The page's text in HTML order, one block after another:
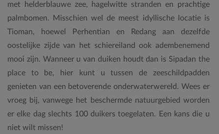
met helderblauwe zee, hagelwitte stranden en prachtige
palmbomen. Misschien wel de meest idyllische locatie is
Tioman, hoewel Perhentian en Redang aan dezelfde
oostelijke zijde van het schiereiland ook adembenemend
mooi zijn. Wanneer u van duiken houdt dan is Sipadan the
place to be, hier kunt u tussen de zeeschildpadden
genieten van een betoverende onderwaterwereld. Wees er
vroeg bij, vanwege het beschermde natuurgebied worden
er elke dag slechts 100 duikers toegelaten. Een kans die u
niet wilt missen!